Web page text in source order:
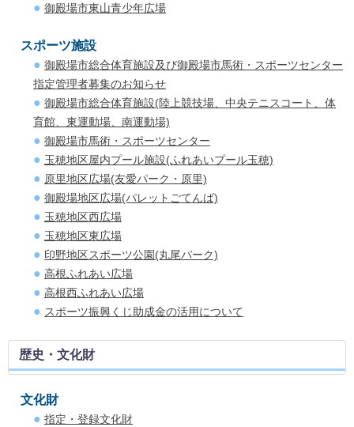
御殿場市東山青少年広場
スポーツ施設
御殿場市総合体育施設及び御殿場市馬術・スポーツセンター
指定管理者募集のお知らせ
御殿場市総合体育施設(陸上競技場、中央テニスコート、体
育館、東運動場、南運動場)
御殿場市馬術・スポーツセンター
玉穂地区屋内プール施設(ふれあいプール玉穂)
原里地区広場(友愛パーク・原里)
御殿場地区広場(パレットごてんば)
玉穂地区西広場
玉穂地区東広場
印野地区スポーツ公園(丸尾パーク)
高根ふれあい広場
高根西ふれあい広場
スポーツ振興くじ助成金の活用について
歴史・文化財
文化財
指定・登録文化財